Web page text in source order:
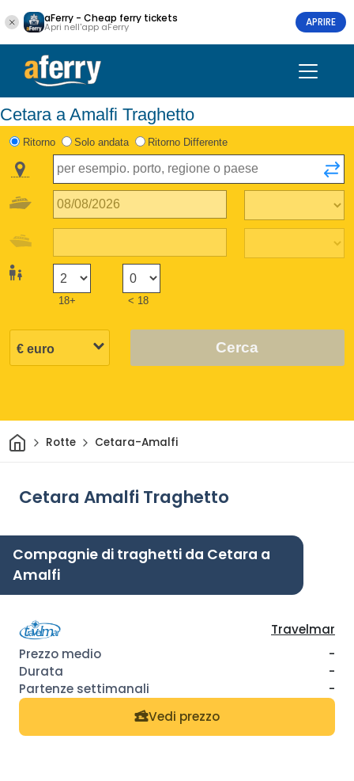
aFerry - Cheap ferry tickets
Apri nell'app aFerry APRIRE
Cetara a Amalfi Traghetto
Ritorno Solo andata Ritorno Differente
18+ < 18
Cerca
CasaRotte Cetara-Amalfi
Cetara Amalfi Traghetto
Compagnie di traghetti da Cetara a
Amalfi
Travelmar
-
-
-
Vedi prezzo